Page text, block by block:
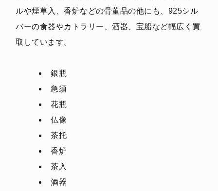
ルや煙草入、香炉などの骨董品の他にも、925シル
バーの食器やカトラリー、酒器、宝船など幅広く買
取しています。
銀瓶
急須
花瓶
仏像
茶托
香炉
茶入
酒器